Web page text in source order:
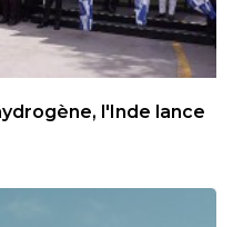
l'Inde lance